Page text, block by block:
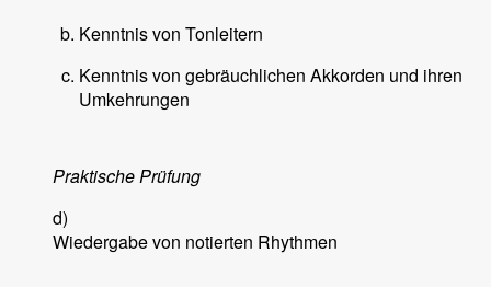
Kenntnis von Tonleitern
Kenntnis von gebräuchlichen Akkorden und ihren
Umkehrungen
Praktische Prüfung
d)
Wiedergabe von notierten Rhythmen